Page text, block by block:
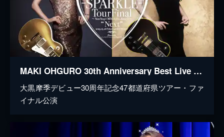
MAKI OHGURO 30th Anniversary Best Live Tour 2022-23 -SPARKLE- Tour Final ~Non Stop!! MEGA Hits Rave☆ “Next”~ Powered by CHAMPAGNE COLLET
大黒摩季デビュー30周年記念47都道府県ツアー・ファ
イナル公演